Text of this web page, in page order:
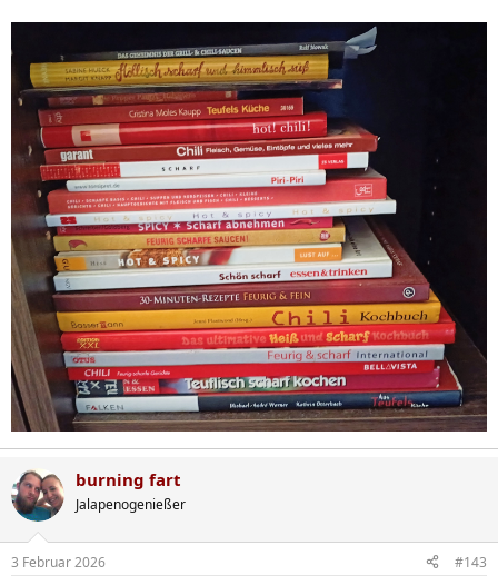
burning fart
Jalapenogenießer
3 Februar 2026 #143